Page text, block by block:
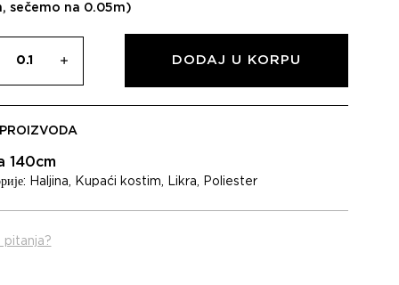
sečemo na 0.05m)
DODAJ U KORPU
140cm
Haljina, Kupaći kostim, Likra, Poliester
pitanja?